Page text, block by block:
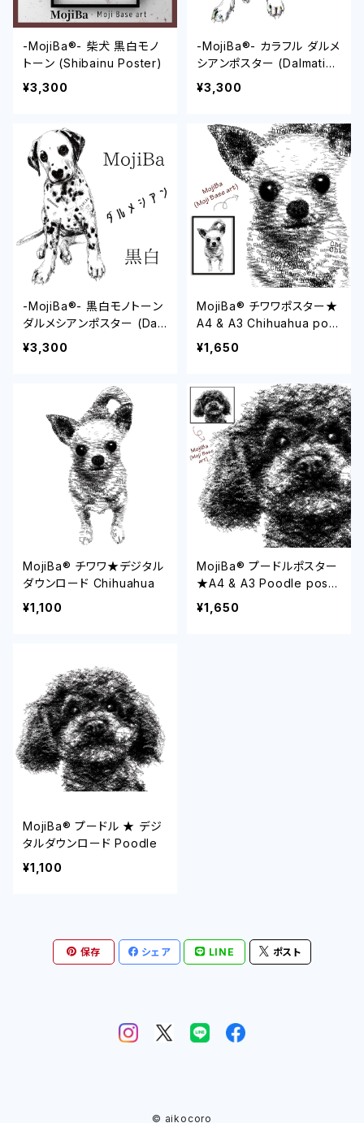
-MojiBa®︎- 柴犬 黒白モノ
トーン (Shibainu Poster)
¥3,300
-MojiBa®︎- カラフル ダルメ
シアンポスター (Dalmatian
Poster)
¥3,300
-MojiBa®︎- 黒白モノトーン
ダルメシアンポスター (Dal
matian Poster)
¥3,300
MojiBa®︎ チワワポスター★
A4 & A3 Chihuahua post
er
¥1,650
MojiBa®︎ チワワ★デジタル
ダウンロード Chihuahua
¥1,100
MojiBa®︎ プードルポスター
★A4 & A3 Poodle poste
r
¥1,650
MojiBa®︎ プードル ★ デジ
タルダウンロード Poodle
¥1,100
保存 シェア LINE ポスト
© aikocoro